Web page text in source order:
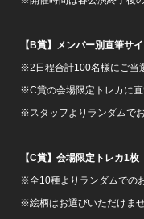
【B賞】メンバー別直筆サ
※2日程合計100名様にご当
※C賞の会場限定トレカに直
※スタッフよりランダムで
【C賞】会場限定トレカ1枚
※全10種よりランダムでの
※絵柄はお選びいただけませ